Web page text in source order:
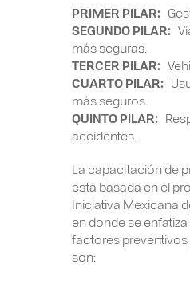
PRIMER PILAR:
SEGUNDO PILAR:
más seguras.
TERCER PILAR:
CUARTO PILAR:
más seguros.
QUINTO PILAR:
accidentes.
La capacitación de
está basada en el
Iniciativa Mexicana
en donde se
factores preventivos
son: